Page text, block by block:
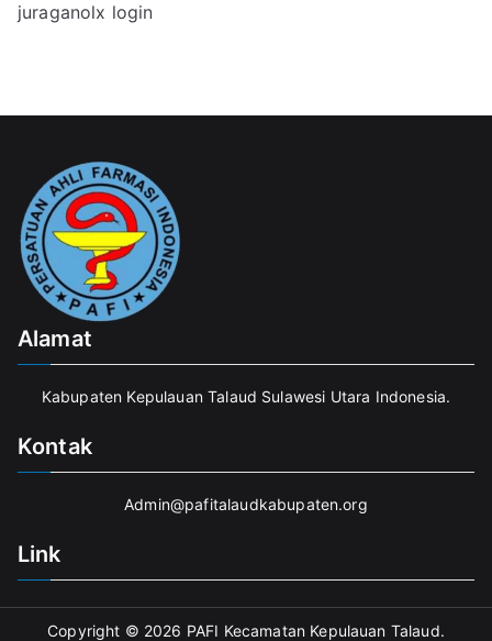
juraganolx login
Alamat
Kabupaten Kepulauan Talaud Sulawesi Utara Indonesia.
Kontak
Admin@pafitalaudkabupaten.org
Link
Copyright © 2026 PAFI Kecamatan Kepulauan Talaud.